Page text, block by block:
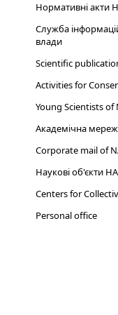
Нормативні акти
Служба
влади
Scientific
Activities for
Young Scientists of
Академічна
Corporate mail of
Наукові об'єкти
Centers for
Personal office